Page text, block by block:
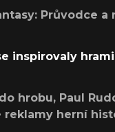
Průvodce a
inspirovaly
hrobu, Paul
reklamy herní